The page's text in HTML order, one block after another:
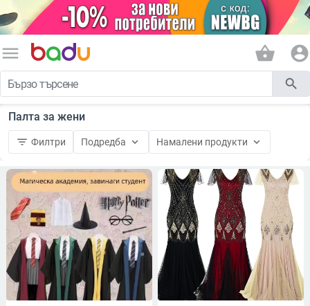
menu shopping_basket account_circle
search
Палта за жени
filter_list Филтри Подредба keyboard_arrow_down Намалени продукти keyboard_arrow_down